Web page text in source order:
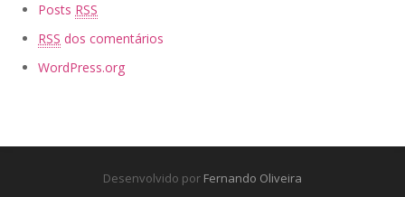
Posts RSS
RSS dos comentários
WordPress.org
Desenvolvido por Fernando Oliveira